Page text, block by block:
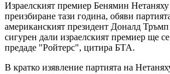
Израелският премиер Бенямин
преизбиране тази година, обяви
американският президент Доналд Тръмп
сигурен дали израелският премиер ще
предаде "Ройтерс", цитира БТА.
В кратко изявление партията на